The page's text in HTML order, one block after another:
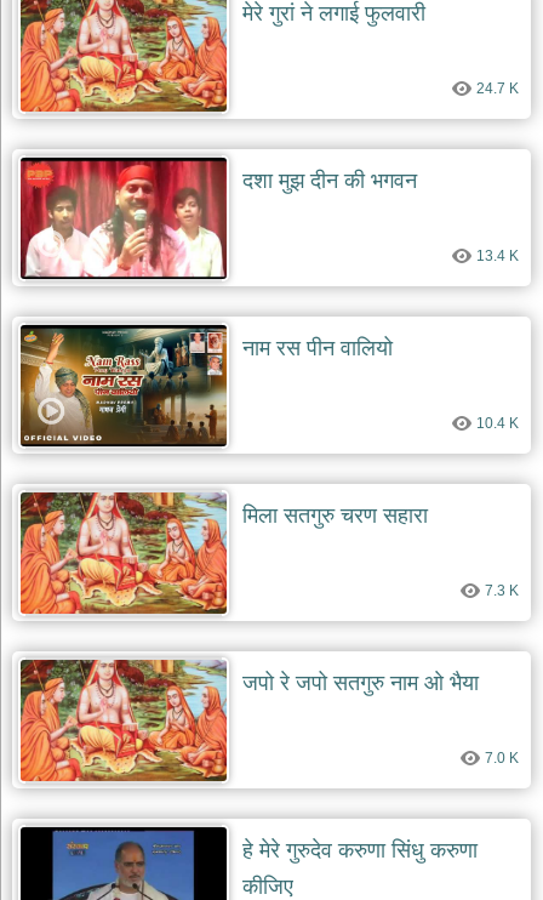
मेरे गुरां ने लगाई फुलवारी
24.7 K
दशा मुझ दीन की भगवन
13.4 K
नाम रस पीन वालियो
10.4 K
मिला सतगुरु चरण सहारा
7.3 K
जपो रे जपो सतगुरु नाम ओ भैया
7.0 K
हे मेरे गुरुदेव करुणा सिंधु करुणा
कीजिए